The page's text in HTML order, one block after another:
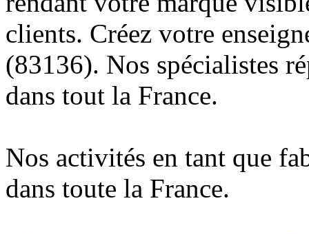
clients. Créez votre
(83136). Nos spécialistes
dans tout la France.
Nos activités en tant que
dans toute la France.